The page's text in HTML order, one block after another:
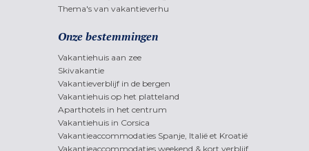
Thema's van vakantieverhu
Onze bestemmingen
Vakantiehuis aan zee
Skivakantie
Vakantieverblijf in de bergen
Vakantiehuis op het platteland
Aparthotels in het centrum
Vakantiehuis in Corsica
Vakantieaccommodaties Spanje, Italië et Kroatië
Vakantieaccommodaties weekend & kort verblijf